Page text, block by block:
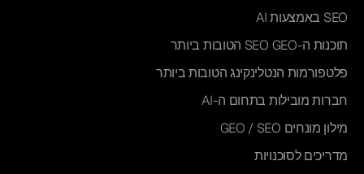
SEO באמצעות AI
תוכנות ה-SEO GEO הטובות ביותר
פלטפורמות הנטלינקינג הטובות ביותר
חברות מובילות בתחום ה-AI
מילון מונחים GEO / SEO
מדריכים לסוכנויות